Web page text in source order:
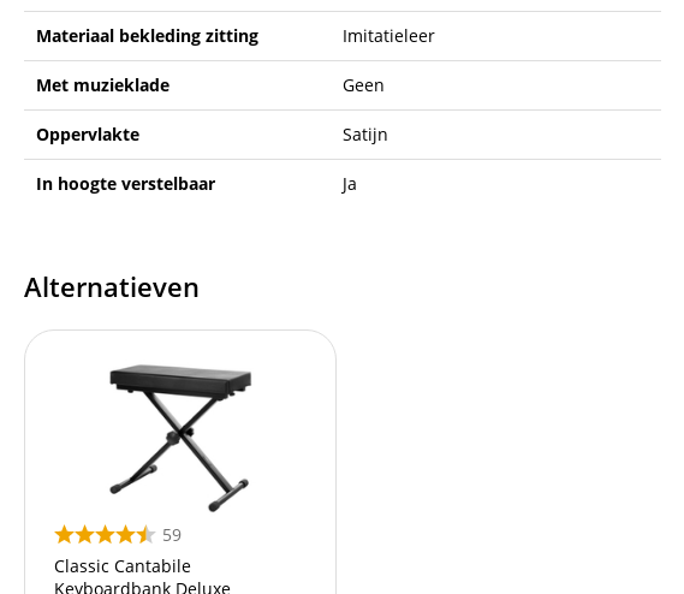
Materiaal bekleding zitting Imitatieleer
Met muzieklade Geen
Oppervlakte Satijn
In hoogte verstelbaar Ja
Alternatieven
59
Classic Cantabile
Keyboardbank Deluxe